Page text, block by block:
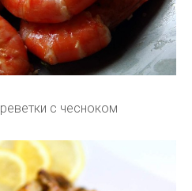
с чесноком